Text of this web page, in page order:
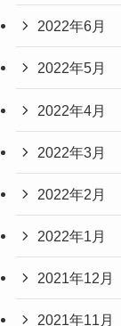
2022年6月
2022年5月
2022年4月
2022年3月
2022年2月
2022年1月
2021年12月
2021年11月